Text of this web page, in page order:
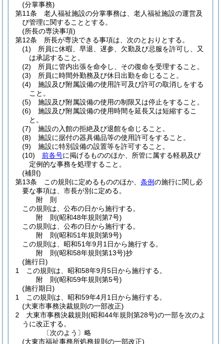
(分掌事務)
第11条
老人福祉施設の分掌事務は、老人福祉施設の運営及
び管理に関することとする。
(所長の専決事項)
第12条
所長が専決できる事項は、次のとおりとする。
(1)
所員に休暇、早退、遅参、欠勤及び忌服を許可し、又
は承認すること。
(2)
所員に管内出張を命令し、その復命を受理すること。
(3)
所員に時間外勤務及び休日出勤を命じること。
(4)
施設及び附属設備の使用許可及び許可の取消しをする
こと。
(5)
施設及び附属設備の使用の制限又は停止をすること。
(6)
施設及び附属設備の使用時間を延長又は短縮するこ
と。
(7)
施設の入館の拒絶及び退館を命じること。
(8)
施設に据付の器具備品等の使用許可をすること。
(9)
施設に特別設備の設置等を許可すること。
(10)
前各号に掲げるもののほか、所管に属する軽易及び
定例的な事務を処理すること。
(補則)
第13条
この規則に定めるもののほか、 条例の施行に関し必
要な事項は、市長が別に定める。
附 則
この規則は、公布の日から施行する。
附 則(昭和48年規則第7号)
この規則は、公布の日から施行する。
附 則(昭和51年規則第9号)
この規則は、昭和51年9月1日から施行する。
附 則(昭和58年規則第13号)抄
(施行日)
1
この規則は、昭和58年9月5日から施行する。
附 則(昭和59年規則第5号)
(施行期日)
1
この規則は、昭和59年4月1日から施行する。
(大東市事務決裁規則の一部改正)
2
大東市事務決裁規則 (昭和44年規則第28号)の一部を次のよ
うに改正する。
〔次のよう〕略
(大東市福祉事務所処務規則の一部改正)